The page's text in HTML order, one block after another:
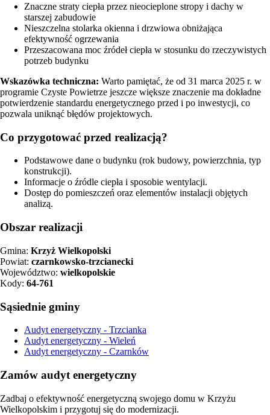
Znaczne straty ciepła przez nieocieplone stropy i dachy w
starszej zabudowie
Nieszczelna stolarka okienna i drzwiowa obniżająca
efektywność ogrzewania
Przeszacowana moc źródeł ciepła w stosunku do rzeczywistych
potrzeb budynku
Wskazówka techniczna: Warto pamiętać, że od 31 marca 2025 r. w
programie Czyste Powietrze jeszcze większe znaczenie ma dokładne
potwierdzenie standardu energetycznego przed i po inwestycji, co
pozwala uniknąć błędów projektowych.
Co przygotować przed realizacją?
Podstawowe dane o budynku (rok budowy, powierzchnia, typ
konstrukcji).
Informacje o źródle ciepła i sposobie wentylacji.
Dostęp do pomieszczeń oraz elementów instalacji objętych
analizą.
Obszar realizacji
Gmina: Krzyż Wielkopolski
Powiat: czarnkowsko-trzcianecki
Województwo: wielkopolskie
Kody: 64-761
Sąsiednie gminy
Audyt energetyczny - Trzcianka
Audyt energetyczny - Wieleń
Audyt energetyczny - Czarnków
Zamów audyt energetyczny
Zadbaj o efektywność energetyczną swojego domu w Krzyżu
Wielkopolskim i przygotuj się do modernizacji.